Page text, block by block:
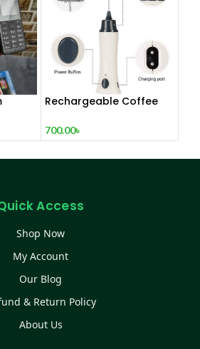
Rechargeable Coffee
Foamer.
700.00৳
Access
Shop Now
My Account
Our Blog
& Return Policy
About Us